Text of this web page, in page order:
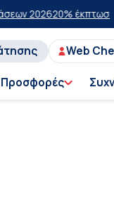
20% έκπτωση στην
Web
Προσφορές